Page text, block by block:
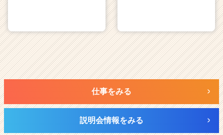
仕事をみる
説明会情報をみる